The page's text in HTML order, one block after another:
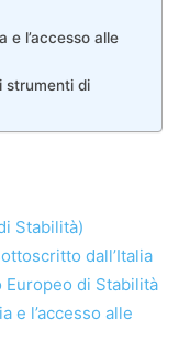
e l’accesso alle
strumenti di
Stabilità)
dall’Italia
di Stabilità
e l’accesso alle